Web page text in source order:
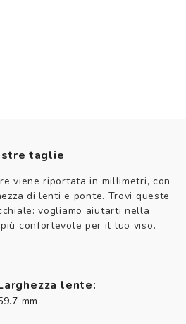
taglie
viene riportata in millimetri, con
di lenti e ponte. Trovi queste
vogliamo aiutarti nella
confortevole per il tuo viso.
lente:
mm